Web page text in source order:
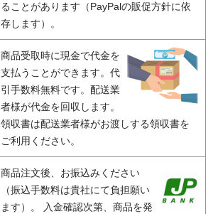
ることがあります（PayPalの販促方針に依
存します）。
商品受取時に現金で代金を
支払うことができます。代
引手数料無料です。配送業
者様が代金を回収します。
領収書は配送業者様がお渡しする領収書を
ご利用ください。
商品注文後、お振込みください
（振込手数料は貴社にて負担願い
ます）。 入金確認次第、商品を発